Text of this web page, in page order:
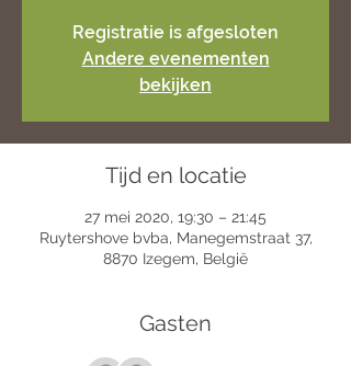
Registratie is afgesloten
Andere evenementen
bekijken
Tijd en locatie
27 mei 2020, 19:30 – 21:45
Ruytershove bvba, Manegemstraat 37,
8870 Izegem, België
Gasten